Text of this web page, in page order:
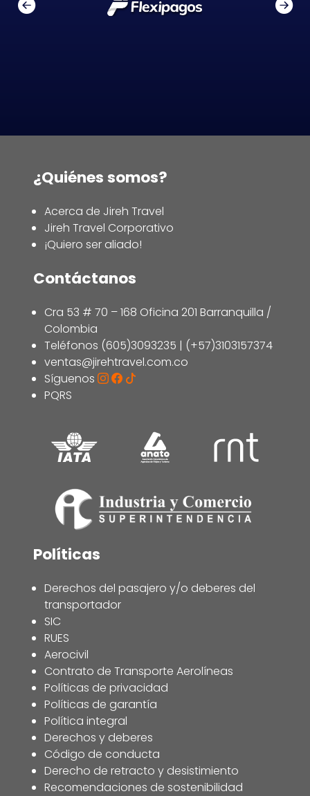
¿Quiénes somos?
Acerca de Jireh Travel
Jireh Travel Corporativo
¡Quiero ser aliado!
Contáctanos
Cra 53 # 70 – 168 Oficina 201 Barranquilla /
Colombia
Teléfonos (605)3093235 | (+57)3103157374
ventas@jirehtravel.com.co
Síguenos
PQRS
Políticas
Derechos del pasajero y/o deberes del
transportador
SIC
RUES
Aerocivil
Contrato de Transporte Aerolíneas
Políticas de privacidad
Políticas de garantía
Política integral
Derechos y deberes
Código de conducta
Derecho de retracto y desistimiento
Recomendaciones de sostenibilidad